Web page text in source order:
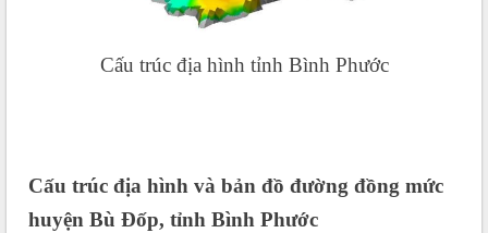
Cấu trúc địa hình tỉnh Bình Phước
Cấu trúc địa hình và bản đồ đường đồng mức
huyện Bù Đốp, tỉnh Bình Phước